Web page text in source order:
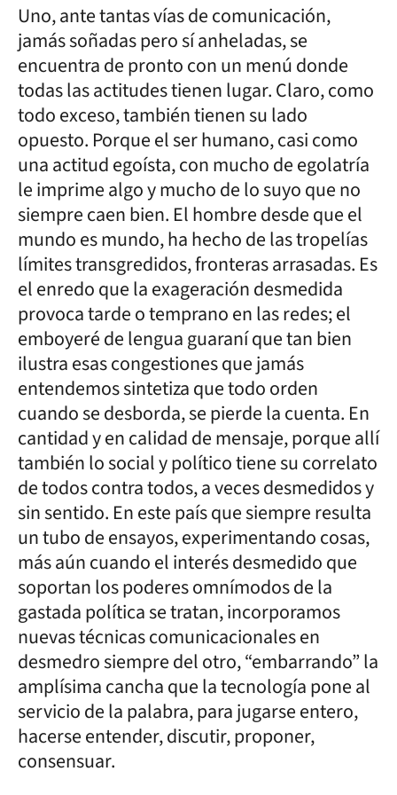
Uno, ante tantas vías de comunicación,
jamás soñadas pero sí anheladas, se
encuentra de pronto con un menú donde
todas las actitudes tienen lugar. Claro, como
todo exceso, también tienen su lado
opuesto. Porque el ser humano, casi como
una actitud egoísta, con mucho de egolatría
le imprime algo y mucho de lo suyo que no
siempre caen bien. El hombre desde que el
mundo es mundo, ha hecho de las tropelías
límites transgredidos, fronteras arrasadas. Es
el enredo que la exageración desmedida
provoca tarde o temprano en las redes; el
emboyeré de lengua guaraní que tan bien
ilustra esas congestiones que jamás
entendemos sintetiza que todo orden
cuando se desborda, se pierde la cuenta. En
cantidad y en calidad de mensaje, porque allí
también lo social y político tiene su correlato
de todos contra todos, a veces desmedidos y
sin sentido. En este país que siempre resulta
un tubo de ensayos, experimentando cosas,
más aún cuando el interés desmedido que
soportan los poderes omnímodos de la
gastada política se tratan, incorporamos
nuevas técnicas comunicacionales en
desmedro siempre del otro, “embarrando” la
amplísima cancha que la tecnología pone al
servicio de la palabra, para jugarse entero,
hacerse entender, discutir, proponer,
consensuar.